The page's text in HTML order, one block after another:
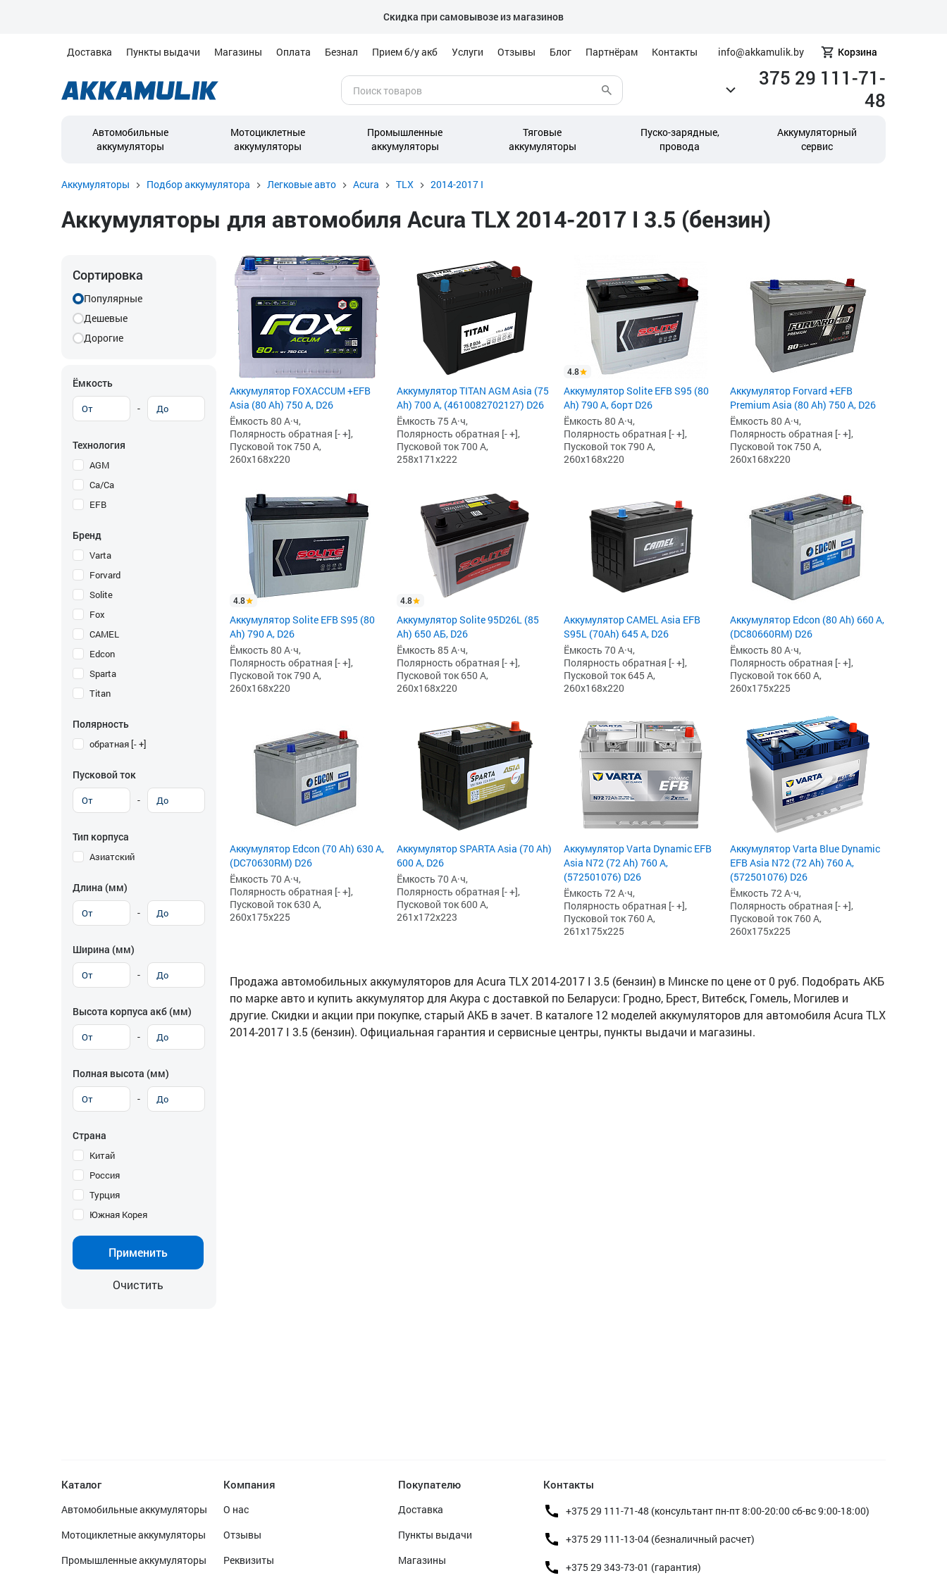
Скидка при самовывозе из магазинов
Доставка Пункты выдачи Магазины Оплата Безнал Прием б/у акб Услуги Отзывы Блог Партнёрам Контакты info@akkamulik.by Корзина
375 29 111-71-
48
Автомобильные
аккумуляторы
Мотоциклетные
аккумуляторы
Промышленные
аккумуляторы
Тяговые
аккумуляторы
Пуско-зарядные,
провода
Аккумуляторный
сервис
Аккумуляторы Подбор аккумулятора Легковые авто Acura TLX 2014-2017 I
Аккумуляторы для автомобиля Acura TLX 2014-2017 I 3.5 (бензин)
Сортировка
Популярные
Дешевые
Дорогие
Ёмкость
-
Технология
AGM
Ca/Ca
EFB
Бренд
Varta
Forvard
Solite
Fox
CAMEL
Edcon
Sparta
Titan
Полярность
обратная [- +]
Пусковой ток
-
Тип корпуса
Азиатский
Длина (мм)
-
Ширина (мм)
-
Высота корпуса акб (мм)
-
Полная высота (мм)
-
Страна
Китай
Россия
Турция
Южная Корея
Применить
Очистить
Аккумулятор FOXACCUM +EFB
Asia (80 Ah) 750 А, D26
Ёмкость 80 А·ч,
Полярность обратная [- +],
Пусковой ток 750 А,
260x168x220
Аккумулятор TITAN AGM Asia (75
Ah) 700 А, (4610082702127) D26
Ёмкость 75 А·ч,
Полярность обратная [- +],
Пусковой ток 700 А,
258x171x222
4.8
Аккумулятор Solite EFB S95 (80
Ah) 790 А, борт D26
Ёмкость 80 А·ч,
Полярность обратная [- +],
Пусковой ток 790 А,
260x168x220
Аккумулятор Forvard +EFB
Premium Asia (80 Ah) 750 А, D26
Ёмкость 80 А·ч,
Полярность обратная [- +],
Пусковой ток 750 А,
260x168x220
4.8
Аккумулятор Solite EFB S95 (80
Ah) 790 А, D26
Ёмкость 80 А·ч,
Полярность обратная [- +],
Пусковой ток 790 А,
260x168x220
4.8
Аккумулятор Solite 95D26L (85
Ah) 650 АБ, D26
Ёмкость 85 А·ч,
Полярность обратная [- +],
Пусковой ток 650 А,
260x168x220
Аккумулятор CAMEL Asia EFB
S95L (70Ah) 645 А, D26
Ёмкость 70 А·ч,
Полярность обратная [- +],
Пусковой ток 645 А,
260x168x220
Аккумулятор Edcon (80 Ah) 660 А,
(DC80660RM) D26
Ёмкость 80 А·ч,
Полярность обратная [- +],
Пусковой ток 660 А,
260x175x225
Аккумулятор Edcon (70 Ah) 630 А,
(DC70630RM) D26
Ёмкость 70 А·ч,
Полярность обратная [- +],
Пусковой ток 630 А,
260x175x225
Аккумулятор SPARTA Asia (70 Ah)
600 А, D26
Ёмкость 70 А·ч,
Полярность обратная [- +],
Пусковой ток 600 А,
261x172x223
Аккумулятор Varta Dynamic EFB
Asia N72 (72 Ah) 760 А,
(572501076) D26
Ёмкость 72 А·ч,
Полярность обратная [- +],
Пусковой ток 760 А,
261x175x225
Аккумулятор Varta Blue Dynamic
EFB Asia N72 (72 Ah) 760 А,
(572501076) D26
Ёмкость 72 А·ч,
Полярность обратная [- +],
Пусковой ток 760 А,
260x175x225
Продажа автомобильных аккумуляторов для Acura TLX 2014-2017 I 3.5 (бензин) в Минске по цене от 0 руб. Подобрать АКБ
по марке авто и купить аккумулятор для Акура с доставкой по Беларуси: Гродно, Брест, Витебск, Гомель, Могилев и
другие. Скидки и акции при покупке, старый АКБ в зачет. В каталоге 12 моделей аккумуляторов для автомобиля Acura TLX
2014-2017 I 3.5 (бензин). Официальная гарантия и сервисные центры, пункты выдачи и магазины.
Каталог
Автомобильные аккумуляторы
Мотоциклетные аккумуляторы
Промышленные аккумуляторы
Компания
О нас
Отзывы
Реквизиты
Покупателю
Доставка
Пункты выдачи
Магазины
Контакты
+375 29 111-71-48 (консультант пн-пт 8:00-20:00 сб-вс 9:00-18:00)
+375 29 111-13-04 (безналичный расчет)
+375 29 343-73-01 (гарантия)